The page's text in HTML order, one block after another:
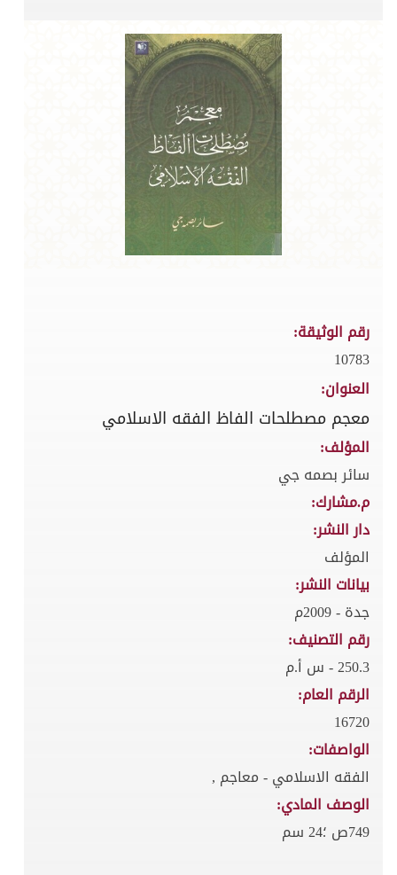
رقم الوثيقة:
10783
العنوان:
معجم مصطلحات الفاظ الفقه الاسلامي
المؤلف:
سائر بصمه جي
م.مشارك:
دار النشر:
المؤلف
بيانات النشر:
جدة - 2009م
رقم التصنيف:
250.3 - س أ.م
الرقم العام:
16720
الواصفات:
الفقه الاسلامي - معاجم ,
الوصف المادي:
749ص ؛24 سم